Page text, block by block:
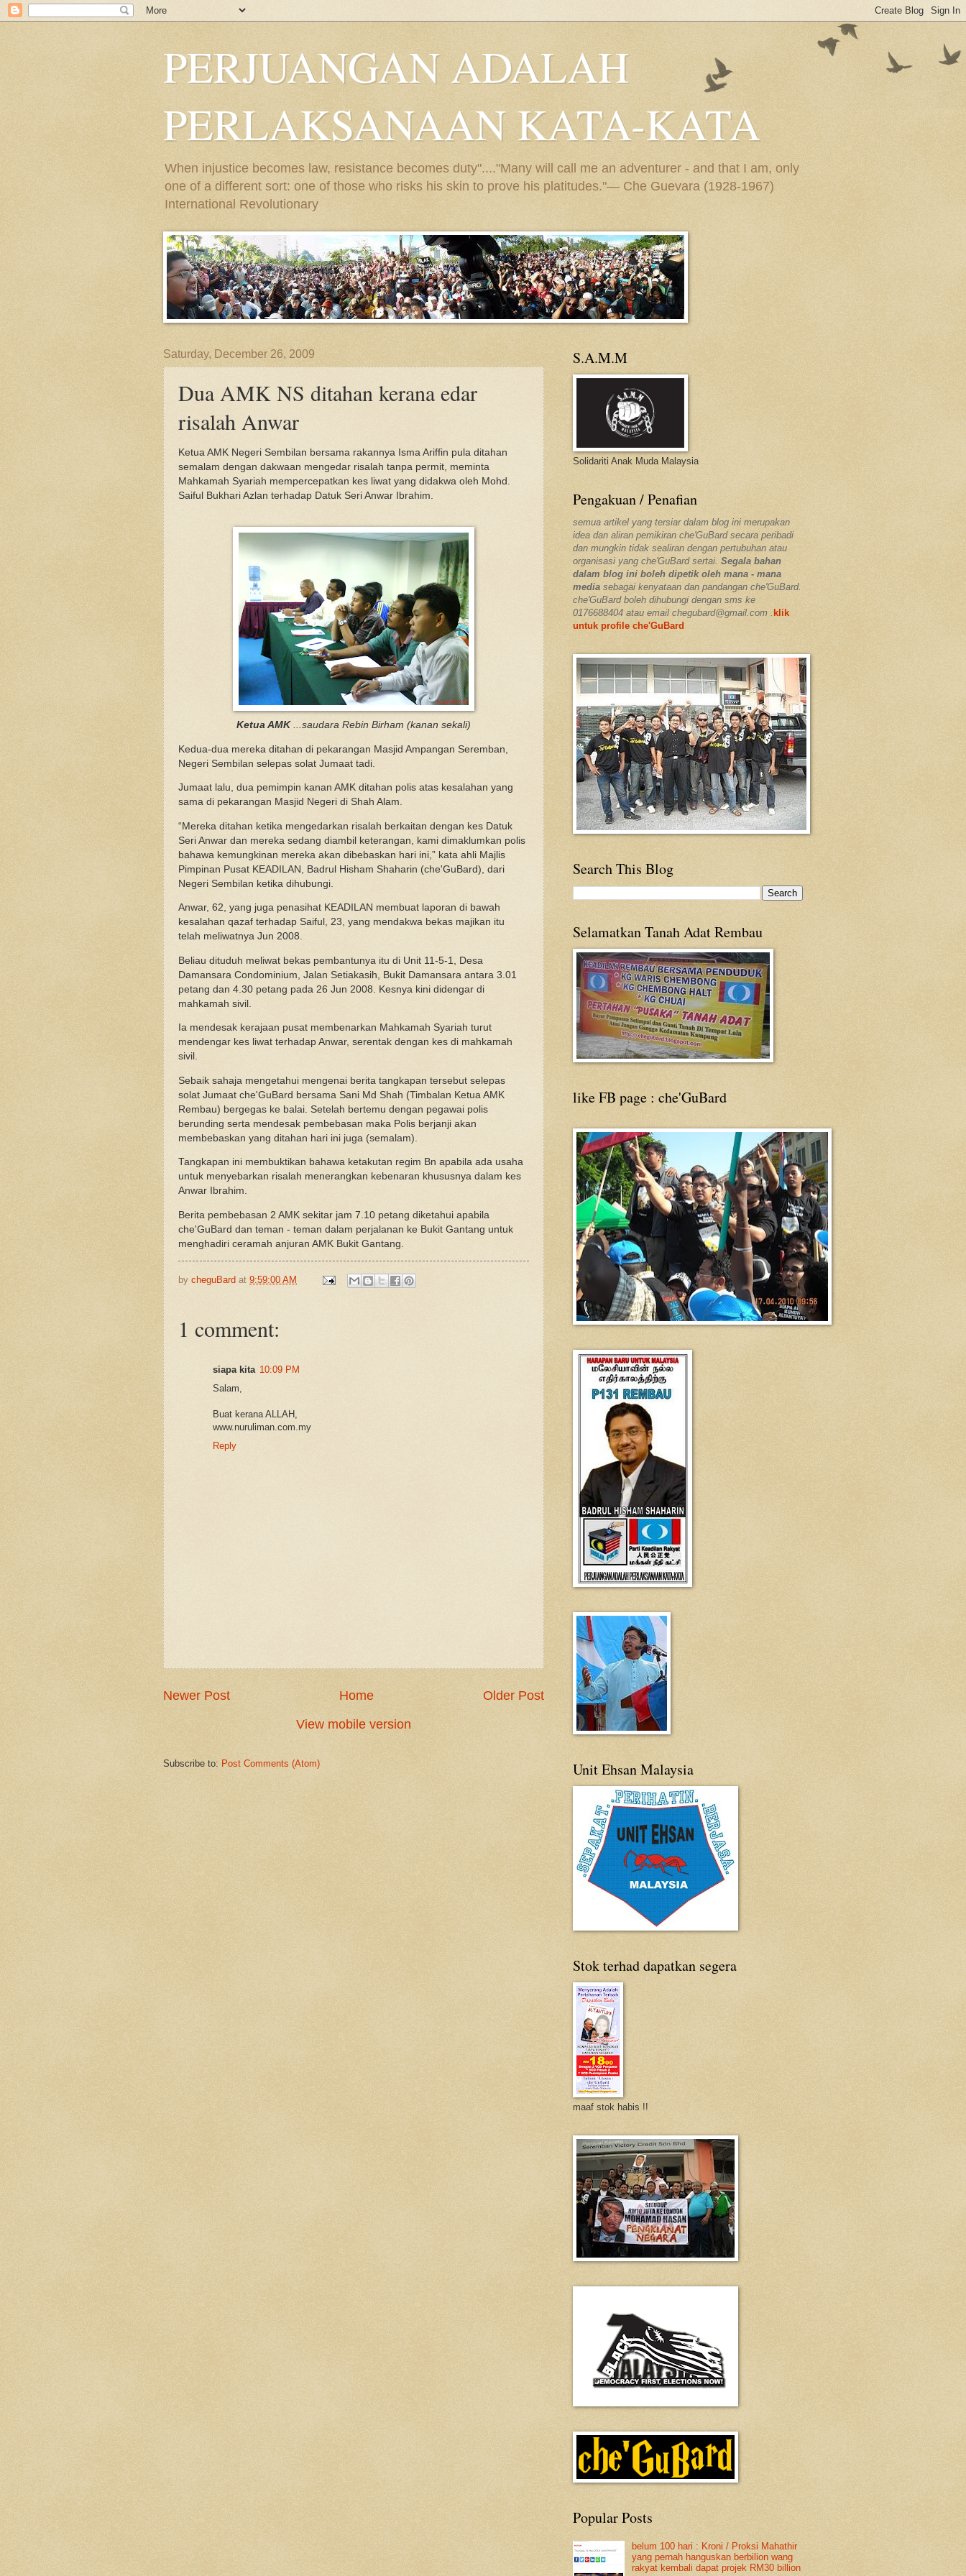
PERJUANGAN ADALAH
PERLAKSANAAN KATA-KATA
When injustice becomes law, resistance becomes duty"...."Many will call me an adventurer - and that I am, only
one of a different sort: one of those who risks his skin to prove his platitudes."— Che Guevara (1928-1967)
International Revolutionary
Saturday, December 26, 2009
Dua AMK NS ditahan kerana edar
risalah Anwar
Ketua AMK Negeri Sembilan bersama rakannya Isma Ariffin pula ditahan
semalam dengan dakwaan mengedar risalah tanpa permit, meminta
Mahkamah Syariah mempercepatkan kes liwat yang didakwa oleh Mohd.
Saiful Bukhari Azlan terhadap Datuk Seri Anwar Ibrahim.
Ketua AMK ...saudara Rebin Birham (kanan sekali)
Kedua-dua mereka ditahan di pekarangan Masjid Ampangan Seremban,
Negeri Sembilan selepas solat Jumaat tadi.
Jumaat lalu, dua pemimpin kanan AMK ditahan polis atas kesalahan yang
sama di pekarangan Masjid Negeri di Shah Alam.
“Mereka ditahan ketika mengedarkan risalah berkaitan dengan kes Datuk
Seri Anwar dan mereka sedang diambil keterangan, kami dimaklumkan polis
bahawa kemungkinan mereka akan dibebaskan hari ini,” kata ahli Majlis
Pimpinan Pusat KEADILAN, Badrul Hisham Shaharin (che'GuBard), dari
Negeri Sembilan ketika dihubungi.
Anwar, 62, yang juga penasihat KEADILAN membuat laporan di bawah
kesalahan qazaf terhadap Saiful, 23, yang mendakwa bekas majikan itu
telah meliwatnya Jun 2008.
Beliau dituduh meliwat bekas pembantunya itu di Unit 11-5-1, Desa
Damansara Condominium, Jalan Setiakasih, Bukit Damansara antara 3.01
petang dan 4.30 petang pada 26 Jun 2008. Kesnya kini didengar di
mahkamah sivil.
Ia mendesak kerajaan pusat membenarkan Mahkamah Syariah turut
mendengar kes liwat terhadap Anwar, serentak dengan kes di mahkamah
sivil.
Sebaik sahaja mengetahui mengenai berita tangkapan tersebut selepas
solat Jumaat che'GuBard bersama Sani Md Shah (Timbalan Ketua AMK
Rembau) bergegas ke balai. Setelah bertemu dengan pegawai polis
berunding serta mendesak pembebasan maka Polis berjanji akan
membebaskan yang ditahan hari ini juga (semalam).
Tangkapan ini membuktikan bahawa ketakutan regim Bn apabila ada usaha
untuk menyebarkan risalah menerangkan kebenaran khususnya dalam kes
Anwar Ibrahim.
Berita pembebasan 2 AMK sekitar jam 7.10 petang diketahui apabila
che'GuBard dan teman - teman dalam perjalanan ke Bukit Gantang untuk
menghadiri ceramah anjuran AMK Bukit Gantang.
by cheguBard at 9:59:00 AM
1 comment:
siapa kita 10:09 PM
Salam,
Buat kerana ALLAH,
www.nuruliman.com.my
Reply
Newer Post Older Post
Home
View mobile version
Subscribe to: Post Comments (Atom)
S.A.M.M
Solidariti Anak Muda Malaysia
Pengakuan / Penafian
semua artikel yang tersiar dalam blog ini merupakan
idea dan aliran pemikiran che'GuBard secara peribadi
dan mungkin tidak sealiran dengan pertubuhan atau
organisasi yang che'GuBard sertai. Segala bahan
dalam blog ini boleh dipetik oleh mana - mana
media sebagai kenyataan dan pandangan che'GuBard.
che'GuBard boleh dihubungi dengan sms ke
0176688404 atau email chegubard@gmail.com . klik
untuk profile che'GuBard
Search This Blog
Selamatkan Tanah Adat Rembau
like FB page : che'GuBard
Unit Ehsan Malaysia
Stok terhad dapatkan segera
maaf stok habis !!
Popular Posts
belum 100 hari : Kroni / Proksi Mahathir
yang pernah hanguskan berbilion wang
rakyat kembali dapat projek RM30 billion